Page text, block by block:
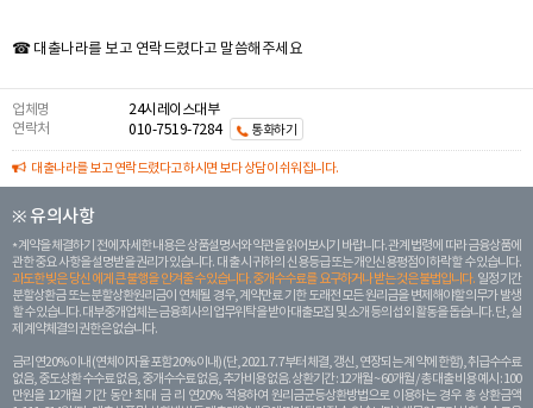
☎ 대출나라를 보고 연락드렸다고 말씀해주세요
업체명
24시레이스대부
연락처
010-7519-7284 통화하기
대출나라를 보고 연락드렸다고 하시면 보다 상담이 쉬워집니다.
※ 유의사항
계약을 체결하기 전에 자세한 내용은 상품설명서와 약관을 읽어보시기 바랍니다. 관계 법령에 따라 금융상품에
관한 중요 사항을 설명받을 권리가 있습니다. 대 출 시 귀하의 신용등급 또는 개인신용평점이 하락할 수 있습니다.
과도한 빚은 당신 에게 큰 불행을 안겨줄 수 있습니다. 중개수수료를 요구하거나 받는 것은 불법입니다. 일정 기간
분할상환금 또는 분할상환원리금이 연체될 경우, 계약만료 기한 도래전 모든 원리금을 변제해야할 의무가 발생
할 수 있습니다. 대부중개업체는 금융회사의 업무위탁을 받아 대출모집 및 소개 등의 섭외 활동을 돕습니다. 단, 실
제 계약체결의 권한은 없습니다.
금리 연20% 이내 (연체이자율 포함 20% 이내) (단, 2021. 7. 7부터 체결, 갱신, 연장되는 계 약에 한함), 취급수수료
없음, 중도상환 수수료 없음, 중개수수료 없음, 추가비용 없음. 상환기간 : 12개월 ~ 60개월 / 총 대출 비용 예시 : 100
만원을 12개월 기간 동안 최대 금 리 연20% 적용하여 원리금균등상환방법으로 이용하는 경우 총 상환금액